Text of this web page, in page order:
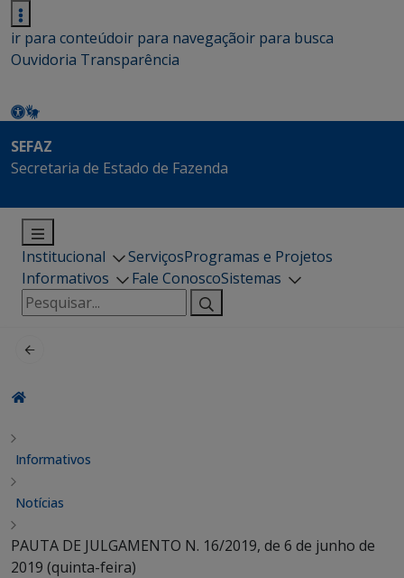
ir para conteúdoir para navegaçãoir para busca
Ouvidoria Transparência
SEFAZ
Secretaria de Estado de Fazenda
Institucional ServiçosProgramas e Projetos
Informativos
Fale ConoscoSistemas
Pesquisar
por:
Informativos
Notícias
PAUTA DE JULGAMENTO N. 16/2019, de 6 de junho de
2019 (quinta-feira)